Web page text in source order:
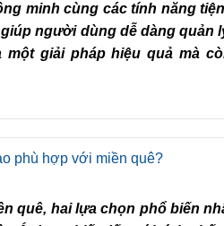
minh cùng các tính năng
người dùng dễ dàng quản
giải pháp hiệu quả mà
phù hợp với miền quê?
quê, hai lựa chọn phổ biến